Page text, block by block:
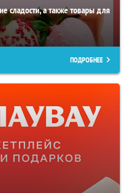
сладости, а также товары для
ПОДРОБНЕЕ